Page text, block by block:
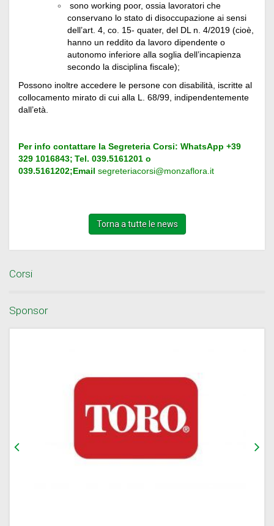
sono working poor, ossia lavoratori che
conservano lo stato di disoccupazione ai sensi
dell’art. 4, co. 15- quater, del DL n. 4/2019 (cioè,
hanno un reddito da lavoro dipendente o
autonomo inferiore alla soglia dell’incapienza
secondo la disciplina fiscale);
Possono inoltre accedere le persone con disabilità, iscritte al
collocamento mirato di cui alla L. 68/99, indipendentemente
dall’età.
Per info contattare la Segreteria Corsi: WhatsApp +39
329 1016843; Tel. 039.5161201 o
039.5161202;Email segreteriacorsi@monzaflora.it
Torna a tutte le news
Corsi
Sponsor